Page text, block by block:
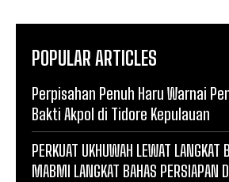
POPULAR ARTICLES
Perpisahan Penuh Haru Warnai
Bakti Akpol di Tidore Kepulauan
PERKUAT UKHUWAH LEWAT LANGKAT
MABMI LANGKAT BAHAS PERSIAPAN